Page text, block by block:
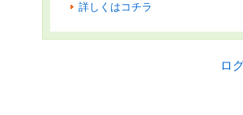
詳しくはコチラ
ロ